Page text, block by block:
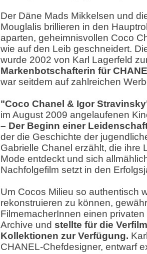
Der Däne Mads Mikkelsen und
Mouglalis brillieren in den
aparten, geheimnisvollen Coco
wie auf den Leib geschneidert.
wurde 2002 von Karl Lagerfeld
Markenbotschafterin für
war seitdem auf zahlreichen
"Coco Chanel & Igor
im August 2009 angelaufenen
– Der Beginn einer
der die Geschichte der
Gabrielle Chanel erzählt, die ihre
Mode entdeckt und sich
Nachfolgefilm setzt in den
Um Cocos Milieu so authentisch
rekonstruieren zu können,
FilmemacherInnen einen
Archive und stellte für die
Kollektionen zur Verfügung.
CHANEL-Chefdesigner, entwarf